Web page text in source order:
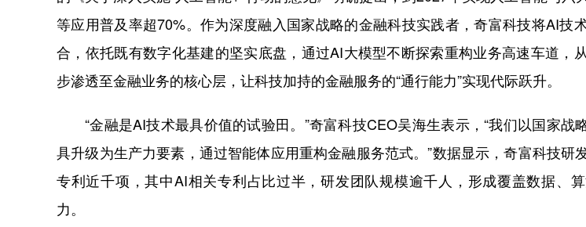
等应用普及率超70%。作为深度融入国家战略的金融科技实践者，奇富科技将AI技
合，依托既有数字化基建的坚实底盘，通过AI大模型不断探索重构业务高速车道，
步渗透至金融业务的核心层，让科技加持的金融服务的“通行能力”实现代际跃升。
“金融是AI技术最具价值的试验田。”奇富科技CEO吴海生表示，“我们以国家战
具升级为生产力要素，通过智能体应用重构金融服务范式。”数据显示，奇富科技研
专利近千项，其中AI相关专利占比过半，研发团队规模逾千人，形成覆盖数据、
力。​